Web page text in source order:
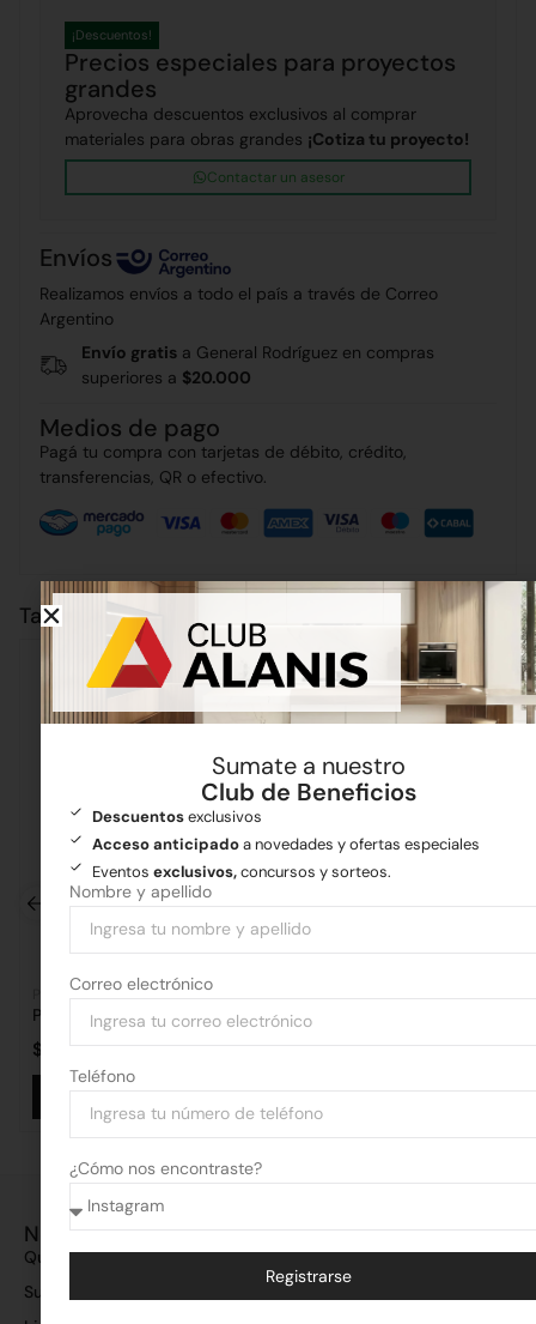
Precios especiales para proyectos
grandes
¡Descuentos!
Aprovecha descuentos exclusivos al comprar
materiales para obras grandes ¡Cotiza tu proyecto!
Contactar un asesor
Envíos
Realizamos envíos a todo el país a través de Correo
Argentino
Envío gratis a General Rodríguez en compras
superiores a $20.000
Medios de pago
Pagá tu compra con tarjetas de débito, crédito,
transferencias, QR o efectivo.
También puede interesarte
Pisos y revestimientos
$ 66.263,71
Añadir al carrito
Pisos y revestimientos
$43.319,23
Añadir al
Nosotros
Quiénes somos
Sucursales
Sumate a nuestro
Club de Beneficios
Descuentosexclusivos
Acceso anticipadoa novedades y ofertas especiales
Eventos exclusivos,concursos y sorteos.
Nombre y apellido
Correo electrónico
Teléfono
¿Cómo nos encontraste?
Registrarse